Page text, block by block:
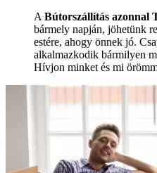
A Bútorszállítás azonnal
bármely napján, jöhetünk
estére, ahogy önnek jó.
alkalmazkodik bármilyen
Hívjon minket és mi